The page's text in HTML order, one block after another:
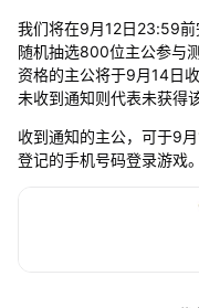
我们将在9月12日23:59
随机抽选800位主公参与
资格的主公将于9月14日
未收到通知则代表未获得
收到通知的主公，可于9
登记的手机号码登录游戏。